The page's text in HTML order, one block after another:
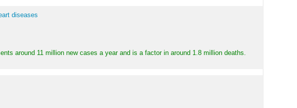
diseases
around 11 million new cases a year and is a factor in around 1.8 million deaths.